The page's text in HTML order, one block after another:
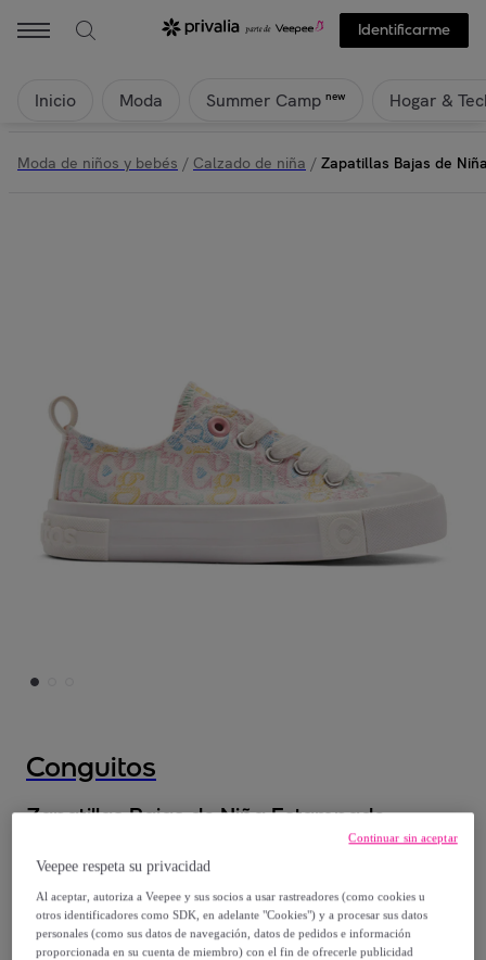
Identificarme
Inicio Moda Summer Camp new Hogar &
Moda de niños y bebés / Calzado de niña / Zapatillas Bajas de
Conguitos
Zapatillas Bajas de Niña Estampado
17,99 €
99
Veepee respeta su privacidad
Al aceptar, autoriza a Veepee y sus socios a usar rastreadores (como cookies u
otros identificadores como SDK, en adelante "Cookies") y a procesar sus datos
personales (como sus datos de navegación, datos de pedidos e información
proporcionada en su cuenta de miembro) con el fin de ofrecerle publicidad
Continuar sin aceptar